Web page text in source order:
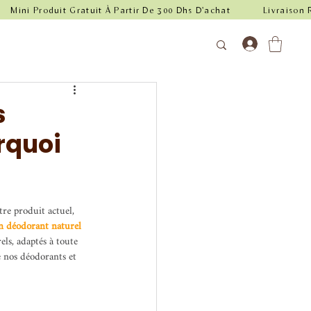
produit actuel,
déodorant naturel
adaptés à toute
déodorants et